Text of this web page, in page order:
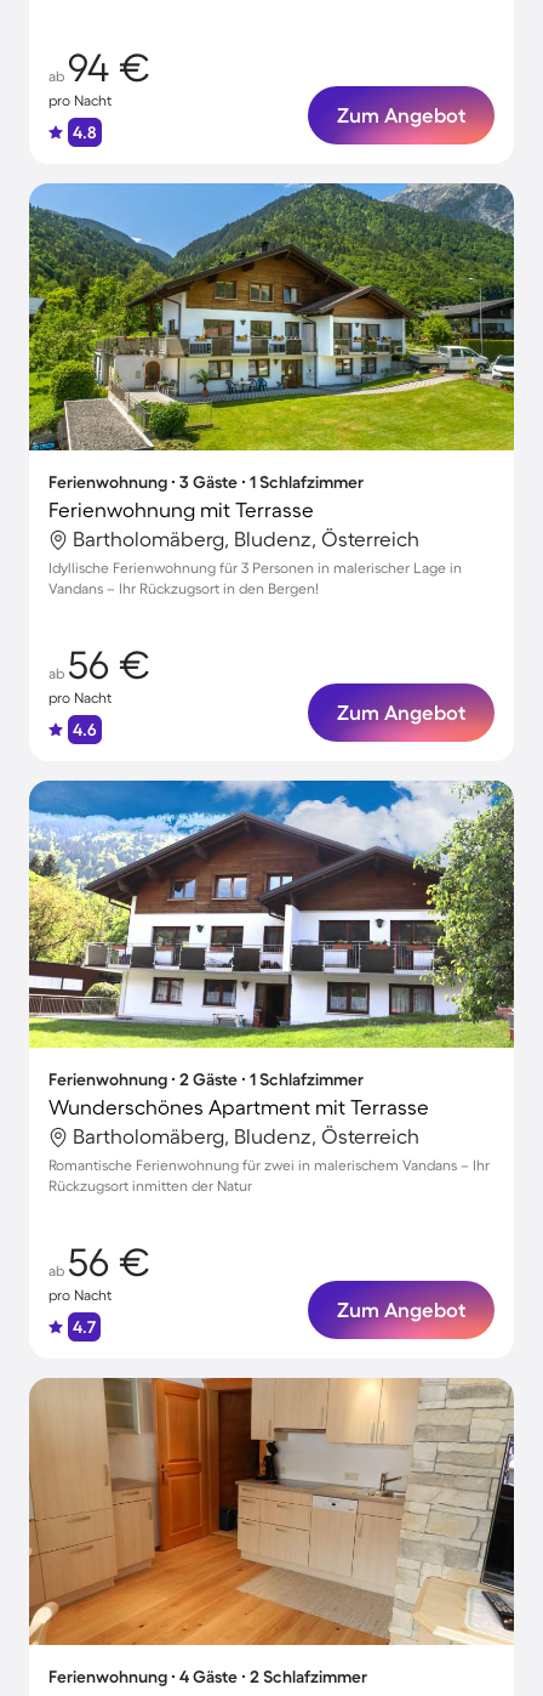
ab 94 €
pro Nacht
4.8
Zum Angebot
Ferienwohnung ∙ 3 Gäste ∙ 1 Schlafzimmer
Ferienwohnung mit Terrasse
Bartholomäberg, Bludenz, Österreich
Idyllische Ferienwohnung für 3 Personen in malerischer Lage in
Vandans – Ihr Rückzugsort in den Bergen!
ab 56 €
pro Nacht
4.6
Zum Angebot
Ferienwohnung ∙ 2 Gäste ∙ 1 Schlafzimmer
Wunderschönes Apartment mit Terrasse
Bartholomäberg, Bludenz, Österreich
Romantische Ferienwohnung für zwei in malerischem Vandans – Ihr
Rückzugsort inmitten der Natur
ab 56 €
pro Nacht
4.7
Zum Angebot
Ferienwohnung ∙ 4 Gäste ∙ 2 Schlafzimmer